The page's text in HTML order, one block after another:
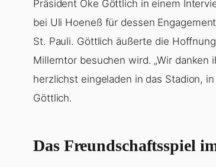
Präsident Oke Göttlich in einem
bei Uli Hoeneß für dessen
St. Pauli. Göttlich äußerte die
Millerntor besuchen wird. „Wir
herzlichst eingeladen in das Stadion,
Göttlich.
Das Freundschaftsspiel